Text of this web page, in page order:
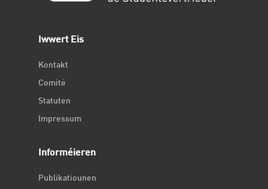
Iwwert Eis
Kontakt
Comité
Statuten
Impressum
Informéieren
Publikatiounen